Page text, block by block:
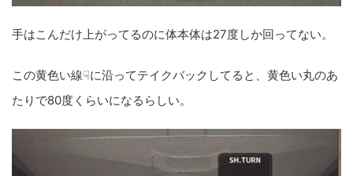
手はこんだけ上がってるのに体本体は27度しか回ってない。
この黄色い線☟に沿ってテイクバックしてると、黄色い丸のあ
たりで80度くらいになるらしい。